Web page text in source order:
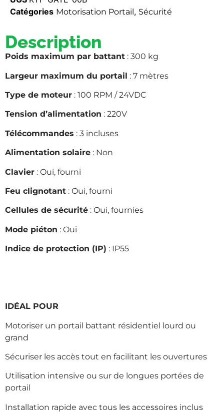
Catégories Motorisation Portail , Sécurité
Description
Poids maximum par battant : 300 kg
Largeur maximum du portail : 7 mètres
Type de moteur : 100 RPM / 24VDC
Tension d’alimentation : 220V
Télécommandes : 3 incluses
Alimentation solaire : Non
Clavier : Oui, fourni
Feu clignotant : Oui, fourni
Cellules de sécurité : Oui, fournies
Mode piéton : Oui
Indice de protection (IP) : IP55
IDÉAL POUR
Motoriser un portail battant résidentiel lourd ou
grand
Sécuriser les accès tout en facilitant les ouvertures
Utilisation intensive ou sur de longues portées de
portail
Installation rapide avec tous les accessoires inclus